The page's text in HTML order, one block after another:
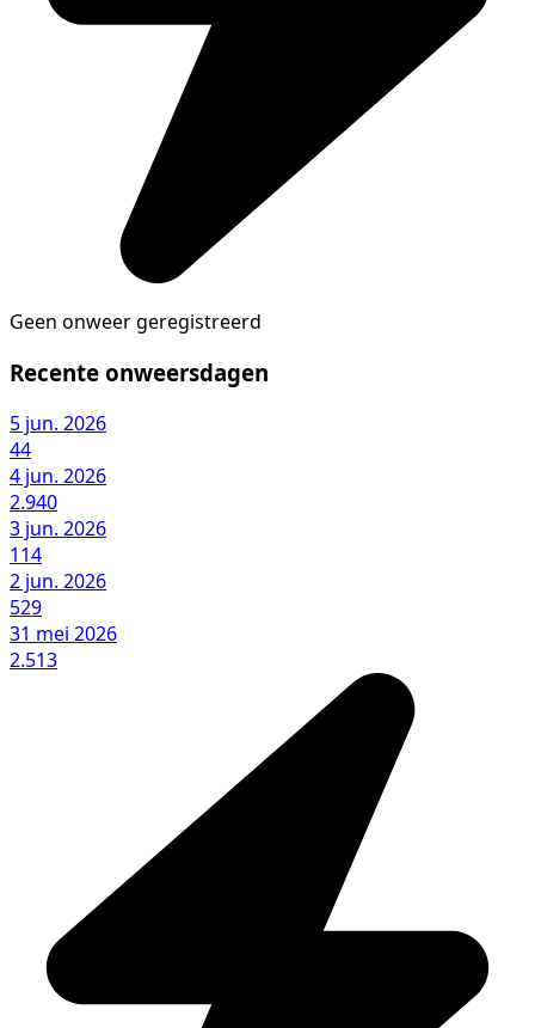
Geen onweer geregistreerd
Recente onweersdagen
5 jun. 2026
44
4 jun. 2026
2.940
3 jun. 2026
114
2 jun. 2026
529
31 mei 2026
2.513